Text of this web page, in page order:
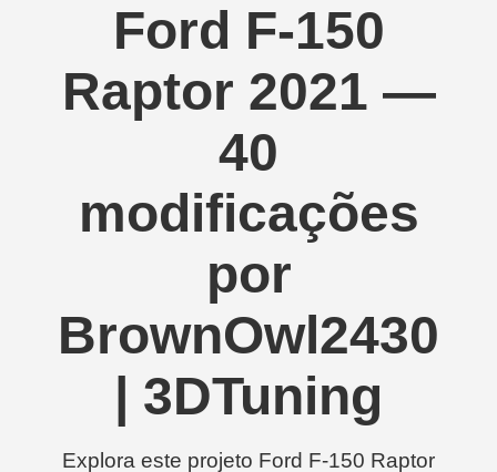
Ford F-150
Raptor 2021 —
40
modificações
por
BrownOwl2430
| 3DTuning
Explora este projeto Ford F-150 Raptor